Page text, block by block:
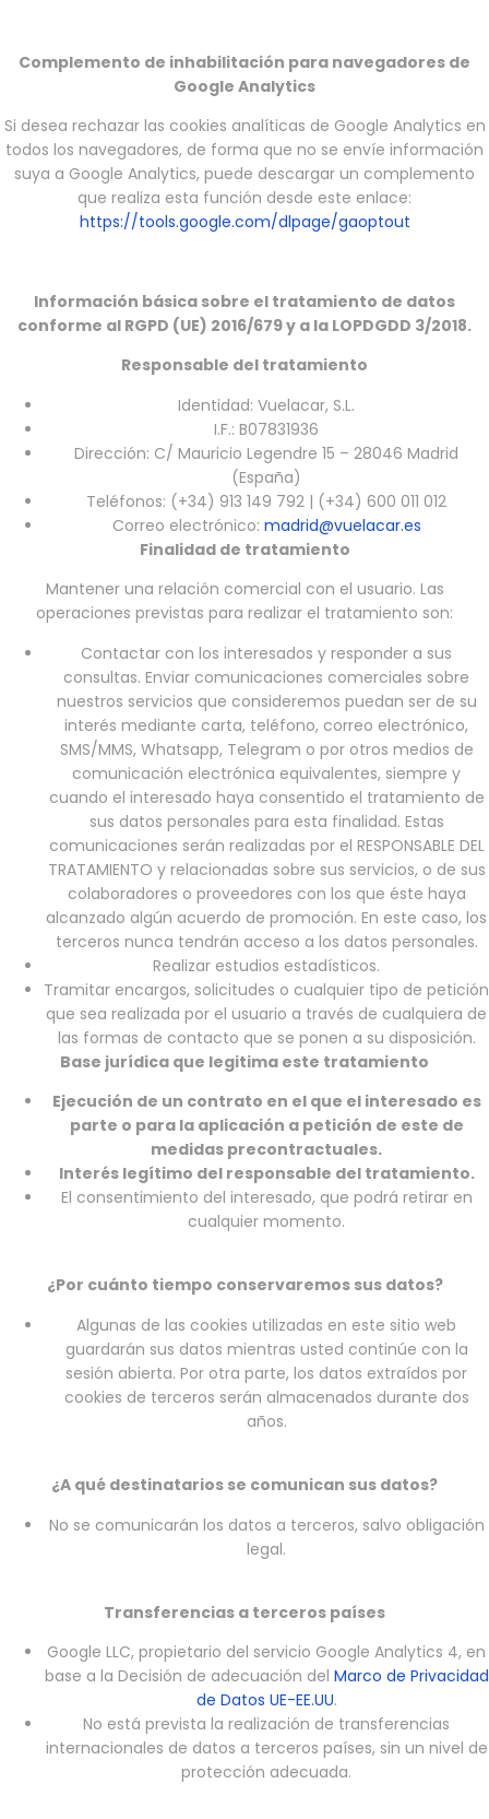
Complemento de inhabilitación para navegadores de
Google Analytics
Si desea rechazar las cookies analíticas de Google Analytics en
todos los navegadores, de forma que no se envíe información
suya a Google Analytics, puede descargar un complemento
que realiza esta función desde este enlace:
https://tools.google.com/dlpage/gaoptout
Información básica sobre el tratamiento de datos
conforme al RGPD (UE) 2016/679 y a la LOPDGDD 3/2018.
Responsable del tratamiento
Identidad: Vuelacar, S.L.
I.F.: B07831936
Dirección: C/ Mauricio Legendre 15 – 28046 Madrid
(España)
Teléfonos: (+34) 913 149 792 | (+34) 600 011 012
Correo electrónico: madrid@vuelacar.es
Finalidad de tratamiento
Mantener una relación comercial con el usuario. Las
operaciones previstas para realizar el tratamiento son:
Contactar con los interesados y responder a sus
consultas. Enviar comunicaciones comerciales sobre
nuestros servicios que consideremos puedan ser de su
interés mediante carta, teléfono, correo electrónico,
SMS/MMS, Whatsapp, Telegram o por otros medios de
comunicación electrónica equivalentes, siempre y
cuando el interesado haya consentido el tratamiento de
sus datos personales para esta finalidad. Estas
comunicaciones serán realizadas por el RESPONSABLE DEL
TRATAMIENTO y relacionadas sobre sus servicios, o de sus
colaboradores o proveedores con los que éste haya
alcanzado algún acuerdo de promoción. En este caso, los
terceros nunca tendrán acceso a los datos personales.
Realizar estudios estadísticos.
Tramitar encargos, solicitudes o cualquier tipo de petición
que sea realizada por el usuario a través de cualquiera de
las formas de contacto que se ponen a su disposición.
Base jurídica que legitima este tratamiento
Ejecución de un contrato en el que el interesado es
parte o para la aplicación a petición de este de
medidas precontractuales.
Interés legítimo del responsable del tratamiento.
El consentimiento del interesado, que podrá retirar en
cualquier momento.
¿Por cuánto tiempo conservaremos sus datos?
Algunas de las cookies utilizadas en este sitio web
guardarán sus datos mientras usted continúe con la
sesión abierta. Por otra parte, los datos extraídos por
cookies de terceros serán almacenados durante dos
años.
¿A qué destinatarios se comunican sus datos?
No se comunicarán los datos a terceros, salvo obligación
legal.
Transferencias a terceros países
Google LLC, propietario del servicio Google Analytics 4, en
base a la Decisión de adecuación del Marco de Privacidad
de Datos UE-EE.UU.
No está prevista la realización de transferencias
internacionales de datos a terceros países, sin un nivel de
protección adecuada.